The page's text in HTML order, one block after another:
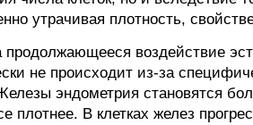
утрачивая плотность,
продолжающееся воздействие
не происходит из-за
эндометрия становятся
В клетках желез